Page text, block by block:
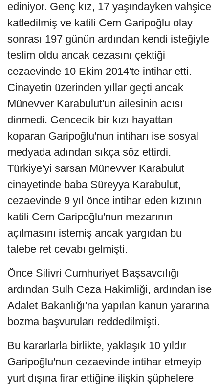
ediniyor. Genç kız, 17 yaşındayken vahşice
katledilmiş ve katili Cem Garipoğlu olay
sonrası 197 günün ardından kendi isteğiyle
teslim oldu ancak cezasını çektiği
cezaevinde 10 Ekim 2014'te intihar etti.
Cinayetin üzerinden yıllar geçti ancak
Münevver Karabulut'un ailesinin acısı
dinmedi. Gencecik bir kızı hayattan
koparan Garipoğlu'nun intiharı ise sosyal
medyada adından sıkça söz ettirdi.
Türkiye'yi sarsan Münevver Karabulut
cinayetinde baba Süreyya Karabulut,
cezaevinde 9 yıl önce intihar eden kızının
katili Cem Garipoğlu'nun mezarının
açılmasını istemiş ancak yargıdan bu
talebe ret cevabı gelmişti.
Önce Silivri Cumhuriyet Başsavcılığı
ardından Sulh Ceza Hakimliği, ardından ise
Adalet Bakanlığı'na yapılan kanun yararına
bozma başvuruları reddedilmişti.
Bu kararlarla birlikte, yaklaşık 10 yıldır
Garipoğlu'nun cezaevinde intihar etmeyip
yurt dışına firar ettiğine ilişkin şüphelere